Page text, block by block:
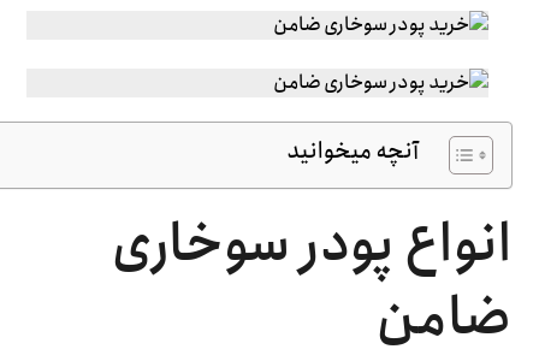
آنچه میخوانید
انواع پودر سوخاری
ضامن